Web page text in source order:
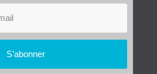
S’abonner